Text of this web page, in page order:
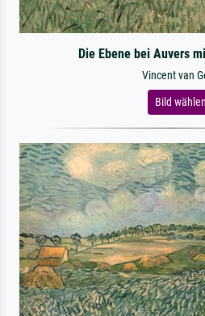
Die Ebene bei Auvers
Vincent van
Bild wählen